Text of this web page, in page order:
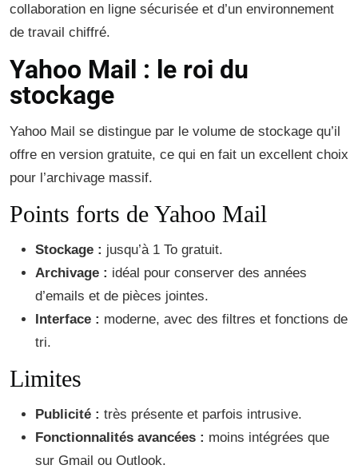
collaboration en ligne sécurisée et d’un environnement
de travail chiffré.
Yahoo Mail : le roi du
stockage
Yahoo Mail se distingue par le volume de stockage qu’il
offre en version gratuite, ce qui en fait un excellent choix
pour l’archivage massif.
Points forts de Yahoo Mail
Stockage : jusqu’à 1 To gratuit.
Archivage : idéal pour conserver des années
d’emails et de pièces jointes.
Interface : moderne, avec des filtres et fonctions de
tri.
Limites
Publicité : très présente et parfois intrusive.
Fonctionnalités avancées : moins intégrées que
sur Gmail ou Outlook.